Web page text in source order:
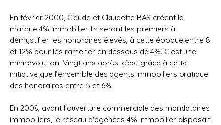
En février 2000, Claude et Claudette BAS créent la
marque 4% immobilier. Ils seront les premiers à
démystifier les honoraires élevés, à cette époque entre 8
et 12% pour les ramener en dessous de 4%. C’est une
minirévolution. Vingt ans après, c’est grâce à cette
initiative que l’ensemble des agents immobiliers pratique
des honoraires entre 5 et 6%.
En 2008, avant l'ouverture commerciale des mandataires
immobiliers, le réseau d'agences 4% Immobilier disposait